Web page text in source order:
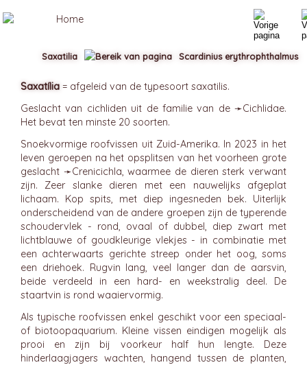
Saxatília = afgeleid van de typesoort saxatilis.
Geslacht van cichliden uit de familie van de ➛Cichlidae.
Het bevat ten minste 20 soorten.
Snoekvormige roofvissen uit Zuid-Amerika. In 2023 in het
leven geroepen na het opsplitsen van het voorheen grote
geslacht ➛Crenicichla, waarmee de dieren sterk verwant
zijn. Zeer slanke dieren met een nauwelijks afgeplat
lichaam. Kop spits, met diep ingesneden bek. Uiterlijk
onderscheidend van de andere groepen zijn de typerende
schoudervlek - rond, ovaal of dubbel, diep zwart met
lichtblauwe of goudkleurige vlekjes - in combinatie met
een achterwaarts gerichte streep onder het oog, soms
een driehoek. Rugvin lang, veel langer dan de aarsvin,
beide verdeeld in een hard- en weekstralig deel. De
staartvin is rond waaiervormig.
Als typische roofvissen enkel geschikt voor een speciaal-
of biotoopaquarium. Kleine vissen eindigen mogelijk als
prooi en zijn bij voorkeur half hun lengte. Deze
hinderlaagjagers wachten, hangend tussen de planten,
Saxatilia Scardinius erythrophthalmus